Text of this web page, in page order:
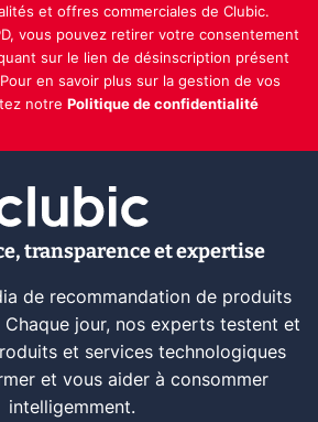
et offres commerciales de Clubic.
vous pouvez retirer votre consentement
sur le lien de désinscription présent
en savoir plus sur la gestion de vos
notre Politique de confidentialité
transparence et expertise
de recommandation de produits
Chaque jour, nos experts testent et
et services technologiques
et vous aider à consommer
intelligemment.